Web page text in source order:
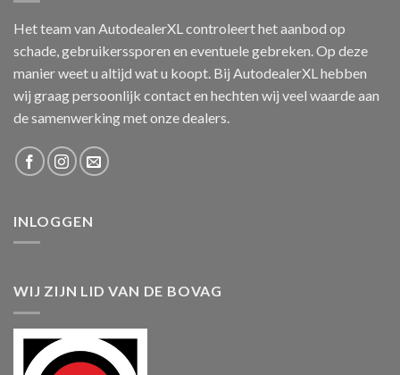
Het team van AutodealerXL controleert het aanbod op
schade, gebruikerssporen en eventuele gebreken. Op deze
manier weet u altijd wat u koopt. Bij AutodealerXL hebben
wij graag persoonlijk contact en hechten wij veel waarde aan
de samenwerking met onze dealers.
INLOGGEN
WIJ ZIJN LID VAN DE BOVAG